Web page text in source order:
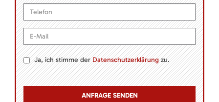
Ja, ich stimme derDatenschutzerklärungzu.